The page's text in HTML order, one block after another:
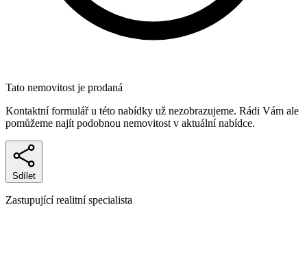
Tato nemovitost je prodaná
Kontaktní formulář u této nabídky už nezobrazujeme. Rádi Vám ale
pomůžeme najít podobnou nemovitost v aktuální nabídce.
Sdílet
Zastupující realitní specialista